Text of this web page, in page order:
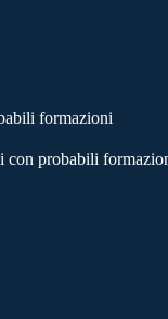
formazioni
probabili